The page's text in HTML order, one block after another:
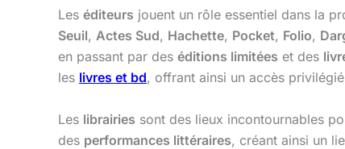
Les éditeurs jouent un rôle essentiel dans la
Seuil, Actes Sud, Hachette, Pocket, Folio,
en passant par des éditions limitées et des
les livres et bd, offrant ainsi un accès
Les librairies sont des lieux incontournables
des performances littéraires, créant ainsi un